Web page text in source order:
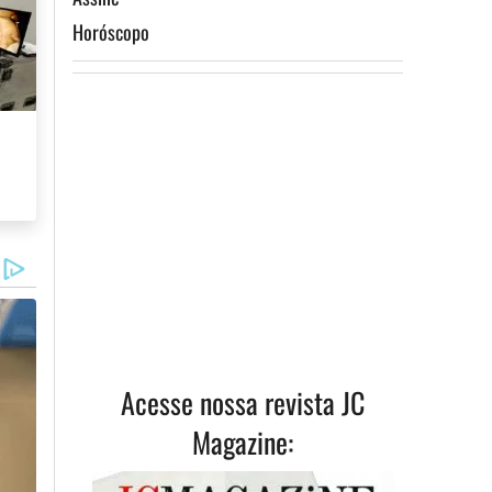
Horóscopo
Acesse nossa revista JC
Magazine: